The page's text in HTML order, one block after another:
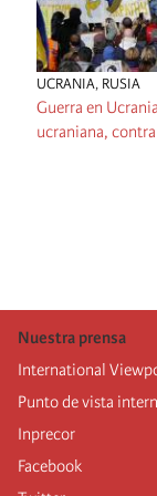
UCRANIA, RUSIA
Guerra en
ucraniana,
Nuestra prensa
International
Punto de vista
Inprecor
Facebook